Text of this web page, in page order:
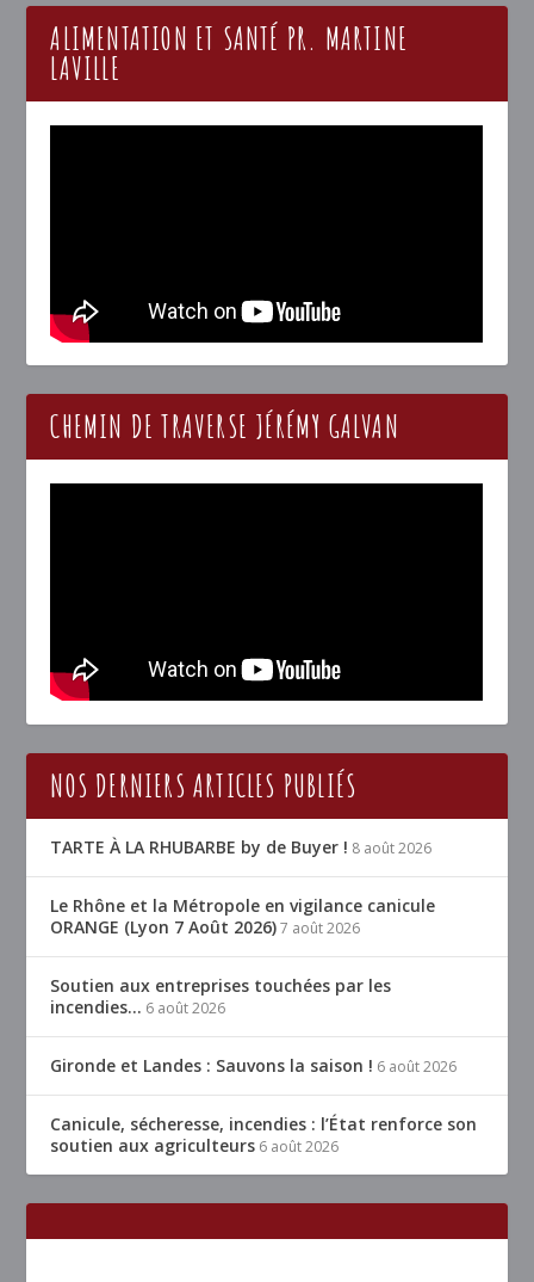
ALIMENTATION ET SANTÉ PR. MARTINE
LAVILLE
CHEMIN DE TRAVERSE JÉRÉMY GALVAN
NOS DERNIERS ARTICLES PUBLIÉS
TARTE À LA RHUBARBE by de Buyer ! 8 août 2026
Le Rhône et la Métropole en vigilance canicule
ORANGE (Lyon 7 Août 2026) 7 août 2026
Soutien aux entreprises touchées par les
incendies… 6 août 2026
Gironde et Landes : Sauvons la saison ! 6 août 2026
Canicule, sécheresse, incendies : l’État renforce son
soutien aux agriculteurs 6 août 2026